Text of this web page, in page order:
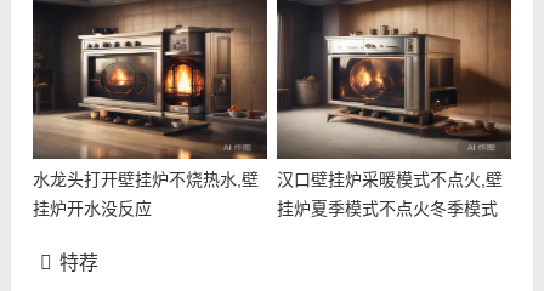
水龙头打开壁挂炉不烧热水,壁
挂炉开水没反应
汉口壁挂炉采暖模式不点火,壁
挂炉夏季模式不点火冬季模式
特荐